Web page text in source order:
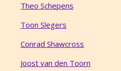
Theo Schepens
Toon Slegers
Conrad Shawcross
Joost van den Toorn